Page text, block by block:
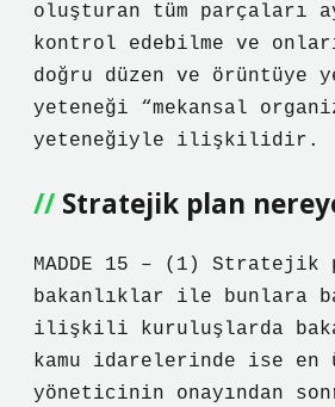
oluşturan tüm parçaları
kontrol edebilme ve
doğru düzen ve örüntüye
yeteneği “mekansal
yeteneğiyle ilişkilidir.
Stratejik plan
MADDE 15 – (1) Stratejik
bakanlıklar ile bunlara
ilişkili kuruluşlarda
kamu idarelerinde ise en
yöneticinin onayından